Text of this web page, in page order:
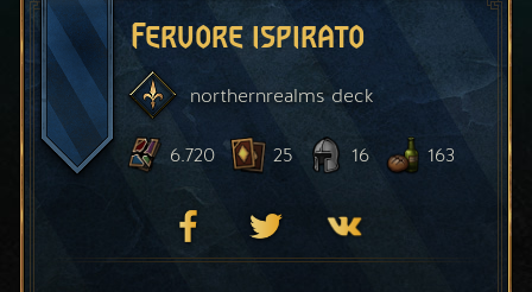
Fervore ispirato
northernrealmsdeck
6.720 25 16 163